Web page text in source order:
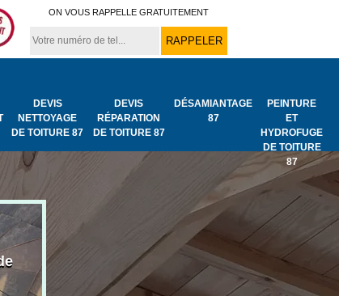
ON VOUS RAPPELLE GRATUITEMENT
DEVIS
NETTOYAGE
DE TOITURE 87
DEVIS
RÉPARATION
DE TOITURE 87
DÉSAMIANTAGE
87
PEINTURE
ET
HYDROFUGE
DE TOITURE
87
Bâchage de toiture
87
Urgence
toiture 87